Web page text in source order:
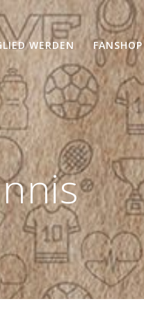
WERDEN FANSHOP